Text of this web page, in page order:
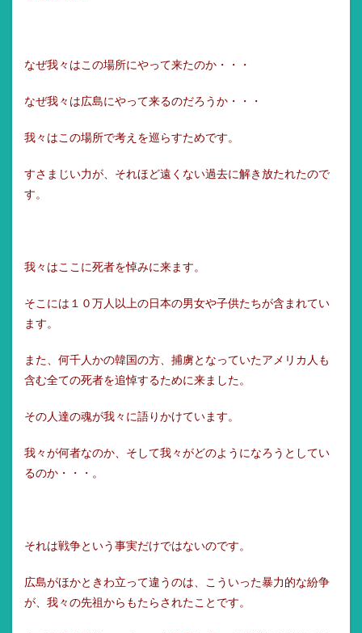
なぜ我々はこの場所にやって来たのか・・・
なぜ我々は広島にやって来るのだろうか・・・
我々はこの場所で考えを巡らすためです。
すさまじい力が、それほど遠くない過去に解き放たれたので
す。
我々はここに死者を悼みに来ます。
そこには１０万人以上の日本の男女や子供たちが含まれてい
ます。
また、何千人かの韓国の方、捕虜となっていたアメリカ人も
含む全ての死者を追悼するために来ました。
その人達の魂が我々に語りかけています。
我々が何者なのか、そして我々がどのようになろうとしてい
るのか・・・。
それは戦争という事実だけではないのです。
広島がほかときわ立って違うのは、こういった暴力的な紛争
が、我々の先祖からもたらされたことです。